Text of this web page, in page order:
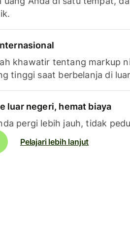
khawatir tentang markup
tinggi saat berbelanja di
luar negeri, hemat biaya
pergi lebih jauh, tidak
Pelajari lebih lanjut